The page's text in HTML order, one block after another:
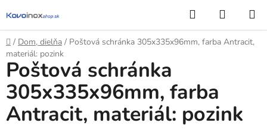
na
obsah
Hľadať
KOŠÍK
Domov
/ Dom, dielňa / Poštová schránka 305x335x96mm, farba Antracit,
materiál: pozink
Poštová schránka
305x335x96mm, farba
Antracit, materiál: pozink